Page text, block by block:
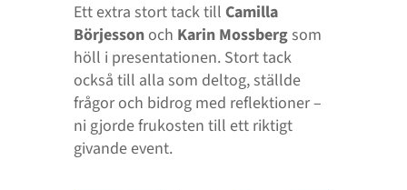
Ett extra stort tack till Camilla
Börjessonoch Karin Mossbergsom
höll i presentationen. Stort tack
också till alla som deltog, ställde
frågor och bidrog med reflektioner –
ni gjorde frukosten till ett riktigt
givande event.